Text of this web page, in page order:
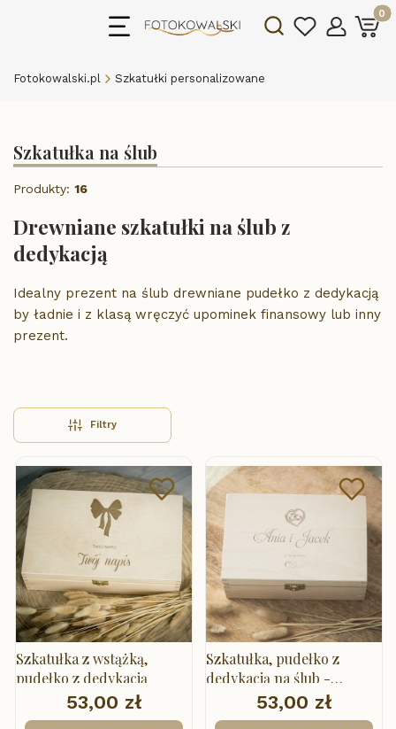
Otwórz wyszukiwarkę
Fotokowalski.pl Szkatułki personalizowane
Szkatułka na ślub
Produkty: 16
Drewniane szkatułki na ślub z
dedykacją
Idealny prezent na ślub drewniane pudełko z dedykacją
by ładnie i z klasą wręczyć upominek finansowy lub inny
prezent.
Filtry
Lista produktów
Szkatułka z wstążką,
pudełko z dedykacją
Cena
53,00 zł
Szkatułka, pudełko z
dedykacją na ślub -
obrączki w sercu
Cena
53,00 zł